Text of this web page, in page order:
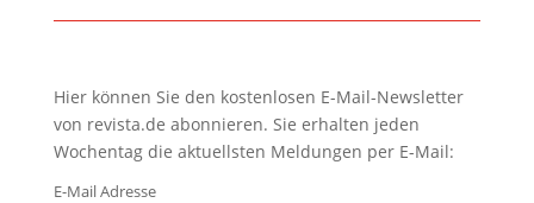
Hier können Sie den kostenlosen E-Mail-Newsletter
von revista.de abonnieren. Sie erhalten jeden
Wochentag die aktuellsten Meldungen per E-Mail:
E-Mail Adresse